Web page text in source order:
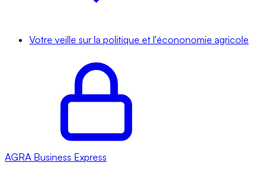
Votre veille sur la politique et l'écononomie agricole
AGRA Business Express